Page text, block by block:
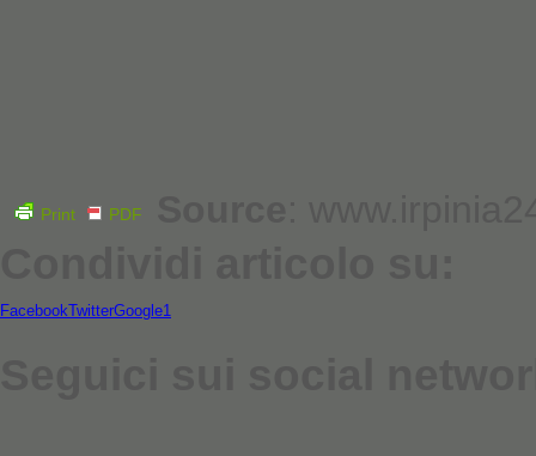
Print PDF
FacebookTwitterGoogle1